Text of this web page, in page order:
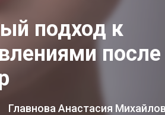
подход к
после
Главнова Анастасия